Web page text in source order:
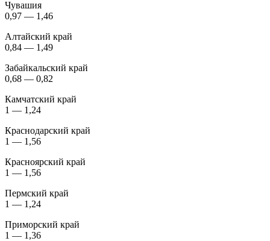
Чувашия
0,97 — 1,46
Алтайский край
0,84 — 1,49
Забайкальский край
0,68 — 0,82
Камчатский край
1 — 1,24
Краснодарский край
1 — 1,56
Красноярский край
1 — 1,56
Пермский край
1 — 1,24
Приморский край
1 — 1,36